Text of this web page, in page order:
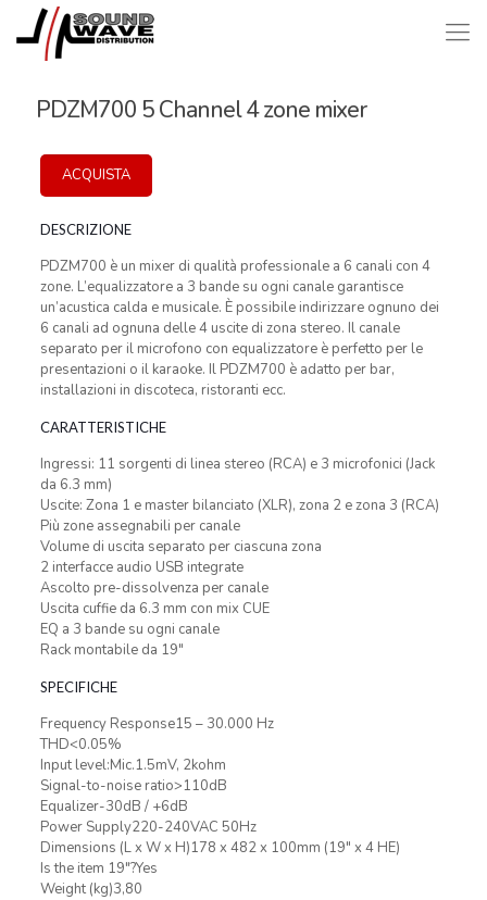
PDZM700 5 Channel 4 zone mixer
ACQUISTA
DESCRIZIONE
PDZM700 è un mixer di qualità professionale a 6 canali con 4
zone. L’equalizzatore a 3 bande su ogni canale garantisce
un’acustica calda e musicale. È possibile indirizzare ognuno dei
6 canali ad ognuna delle 4 uscite di zona stereo. Il canale
separato per il microfono con equalizzatore è perfetto per le
presentazioni o il karaoke. Il PDZM700 è adatto per bar,
installazioni in discoteca, ristoranti ecc.
CARATTERISTICHE
Ingressi: 11 sorgenti di linea stereo (RCA) e 3 microfonici (Jack
da 6.3 mm)
Uscite: Zona 1 e master bilanciato (XLR), zona 2 e zona 3 (RCA)
Più zone assegnabili per canale
Volume di uscita separato per ciascuna zona
2 interfacce audio USB integrate
Ascolto pre-dissolvenza per canale
Uscita cuffie da 6.3 mm con mix CUE
EQ a 3 bande su ogni canale
Rack montabile da 19″
SPECIFICHE
Frequency Response15 – 30.000 Hz
THD<0.05%
Input level:Mic.1.5mV, 2kohm
Signal-to-noise ratio>110dB
Equalizer-30dB / +6dB
Power Supply220-240VAC 50Hz
Dimensions (L x W x H)178 x 482 x 100mm (19″ x 4 HE)
Is the item 19″?Yes
Weight (kg)3,80